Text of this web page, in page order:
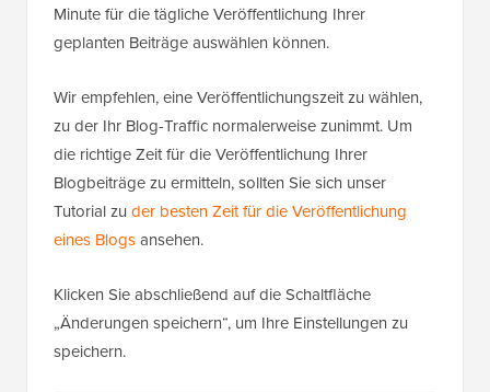
Minute für die tägliche Veröffentlichung Ihrer
geplanten Beiträge auswählen können.
Wir empfehlen, eine Veröffentlichungszeit zu wählen,
zu der Ihr Blog-Traffic normalerweise zunimmt. Um
die richtige Zeit für die Veröffentlichung Ihrer
Blogbeiträge zu ermitteln, sollten Sie sich unser
Tutorial zu der besten Zeit für die Veröffentlichung
eines Blogsansehen.
Klicken Sie abschließend auf die Schaltfläche
„Änderungen speichern“, um Ihre Einstellungen zu
speichern.